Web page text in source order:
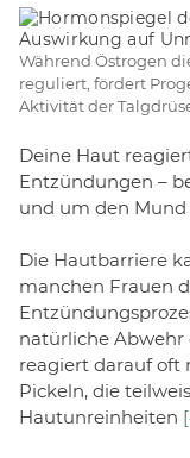
Während Östrogen
reguliert, fördert
Aktivität der
Deine Haut
Entzündungen –
und um den
Die Hautbarriere
manchen Frauen
natürliche Abwehr
reagiert darauf oft
Pickeln, die
Hautunreinheiten